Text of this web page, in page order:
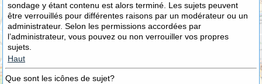
sondage y étant contenu est alors terminé. Les sujets peuvent
être verrouillés pour différentes raisons par un modérateur ou un
administrateur. Selon les permissions accordées par
l’administrateur, vous pouvez ou non verrouiller vos propres
sujets.
Haut
Que sont les icônes de sujet?